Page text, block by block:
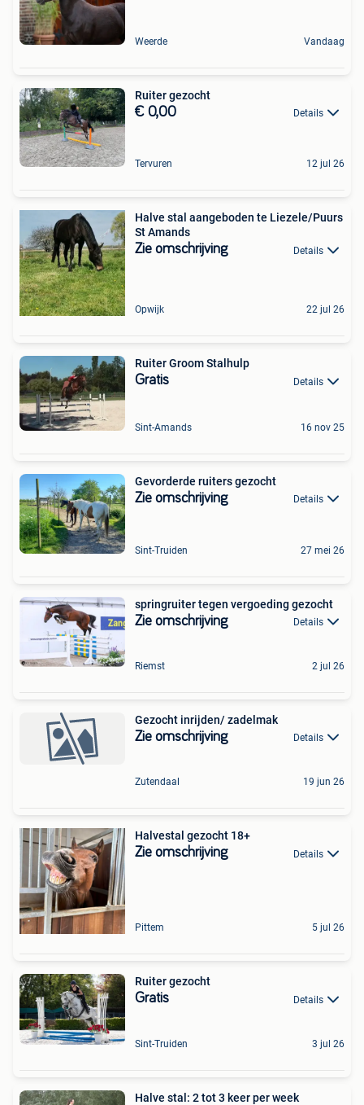
Weerde Vandaag
Ruiter gezocht
€ 0,00 Details
Tervuren 12 jul 26
Halve stal aangeboden te Liezele/Puurs
St Amands
Zie omschrijving Details
Opwijk 22 jul 26
Ruiter Groom Stalhulp
Gratis Details
Sint-Amands 16 nov 25
Gevorderde ruiters gezocht
Zie omschrijving Details
Sint-Truiden 27 mei 26
springruiter tegen vergoeding gezocht
Zie omschrijving Details
Riemst 2 jul 26
Gezocht inrijden/ zadelmak
Zie omschrijving Details
Zutendaal 19 jun 26
Halvestal gezocht 18+
Zie omschrijving Details
Pittem 5 jul 26
Ruiter gezocht
Gratis Details
Sint-Truiden 3 jul 26
Halve stal: 2 tot 3 keer per week